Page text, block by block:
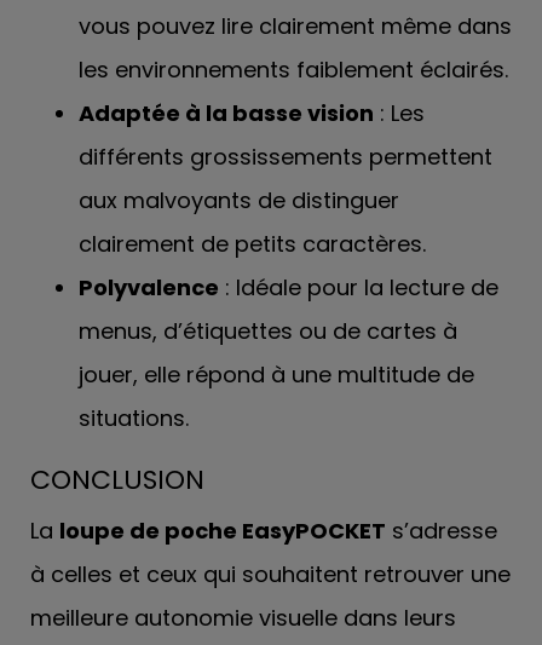
vous pouvez lire clairement même dans
les environnements faiblement éclairés.
Adaptée à la basse vision : Les
différents grossissements permettent
aux malvoyants de distinguer
clairement de petits caractères.
Polyvalence : Idéale pour la lecture de
menus, d’étiquettes ou de cartes à
jouer, elle répond à une multitude de
situations.
CONCLUSION
La loupe de poche EasyPOCKET s’adresse
à celles et ceux qui souhaitent retrouver une
meilleure autonomie visuelle dans leurs